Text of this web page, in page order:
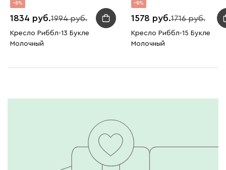
8
1834 1994
Кресло Риббл-13 Букле
Молочный
8
1578 1716
Кресло Риббл-15 Букле
Молочный